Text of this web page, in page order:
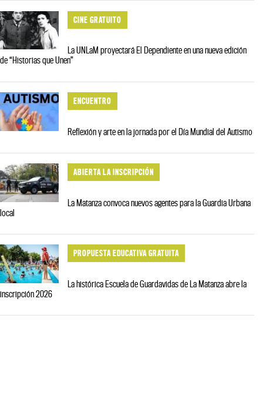
CINE GRATUITO
La UNLaM proyectará El Dependiente en una nueva edición
de “Historias que Unen”
ENCUENTRO
Reflexión y arte en la jornada por el Día Mundial del Autismo
ABIERTA LA INSCRIPCIÓN
La Matanza convoca nuevos agentes para la Guardia Urbana
local
PROPUESTA EDUCATIVA GRATUITA
La histórica Escuela de Guardavidas de La Matanza abre la
inscripción 2026